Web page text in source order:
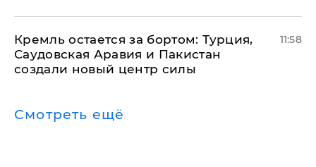
​Кремль остается за бортом: Турция,
Саудовская Аравия и Пакистан
создали новый центр силы
11:58
Смотреть ещё